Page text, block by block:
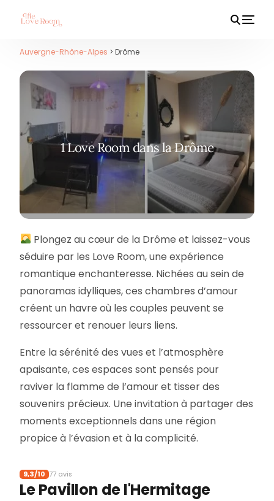
Auvergne-Rhône-Alpes > Drôme
1 Love Room dans la Drôme
Plongez au cœur de la Drôme et laissez-vous
séduire par les Love Room, une expérience
romantique enchanteresse. Nichées au sein de
panoramas idylliques, ces chambres d’amour
créent un havre où les couples peuvent se
ressourcer et renouer leurs liens.
Entre la sérénité des vues et l’atmosphère
apaisante, ces espaces sont pensés pour
raviver la flamme de l’amour et tisser des
souvenirs précieux. Une invitation à partager des
moments exceptionnels dans une région
propice à l’évasion et à la complicité.
9,3/10 77 avis
Le Pavillon de l'Hermitage
HOT